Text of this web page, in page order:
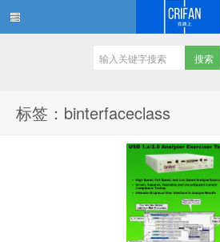
标签：binterfaceclass